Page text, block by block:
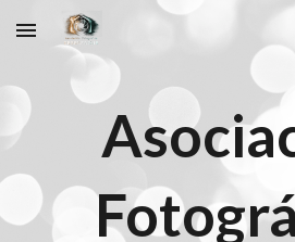
Skip to main content